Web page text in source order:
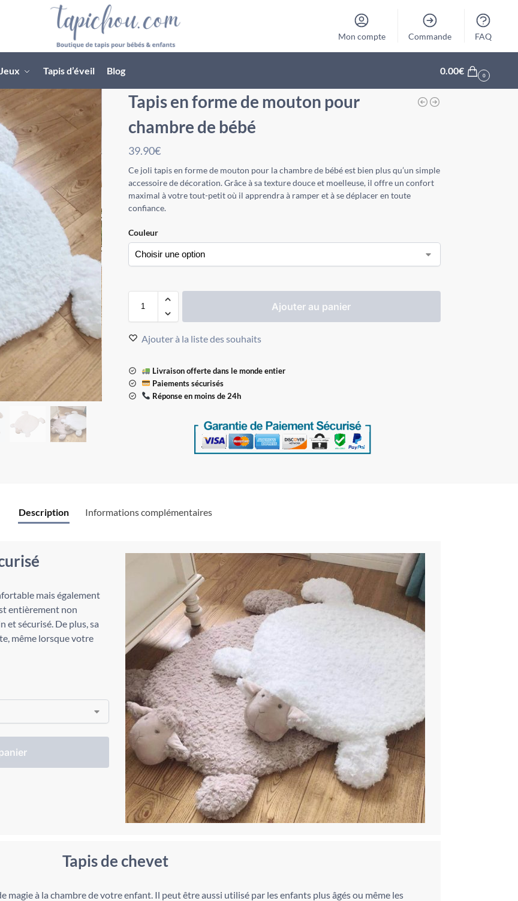
Mon compte Commande FAQ
Tapis d’éveil Blog 0.00€ 0
Tapis en forme de mouton pour
chambre de bébé
39.90€
Ce joli tapis en forme de mouton pour la chambre de bébé est bien plus qu’un simple
accessoire de décoration. Grâce à sa texture douce et moelleuse, il offre un confort
maximal à votre tout-petit où il apprendra à ramper et à se déplacer en toute
confiance.
Couleur
Ajouter au panier
Ajouter à la liste des souhaits
Livraison offerte dans le monde entier
Paiements sécurisés
Réponse en moins de 24h
Description Informations complémentaires
mais également
entièrement non
sécurisé. De plus, sa
même lorsque votre
Tapis de chevet
à la chambre de votre enfant. Il peut être aussi utilisé par les enfants plus âgés ou même les